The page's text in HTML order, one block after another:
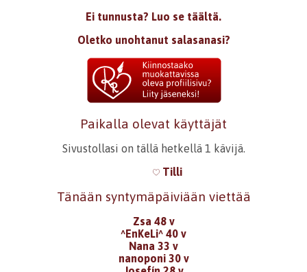
Ei tunnusta? Luo se täältä.
Oletko unohtanut salasanasi?
Paikalla olevat käyttäjät
Sivustollasi on tällä hetkellä 1 kävijä.
Tilli
Tänään syntymäpäiviään viettää
Zsa 48 v
^EnKeLi^ 40 v
Nana 33 v
nanoponi 30 v